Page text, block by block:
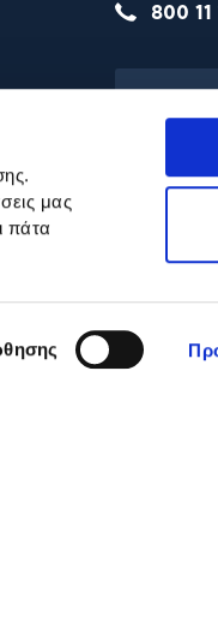
μας
πάτα
800 11